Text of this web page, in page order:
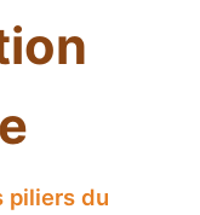
piliers du